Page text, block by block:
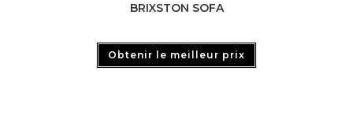
BRIXSTON SOFA
Obtenir le meilleur prix